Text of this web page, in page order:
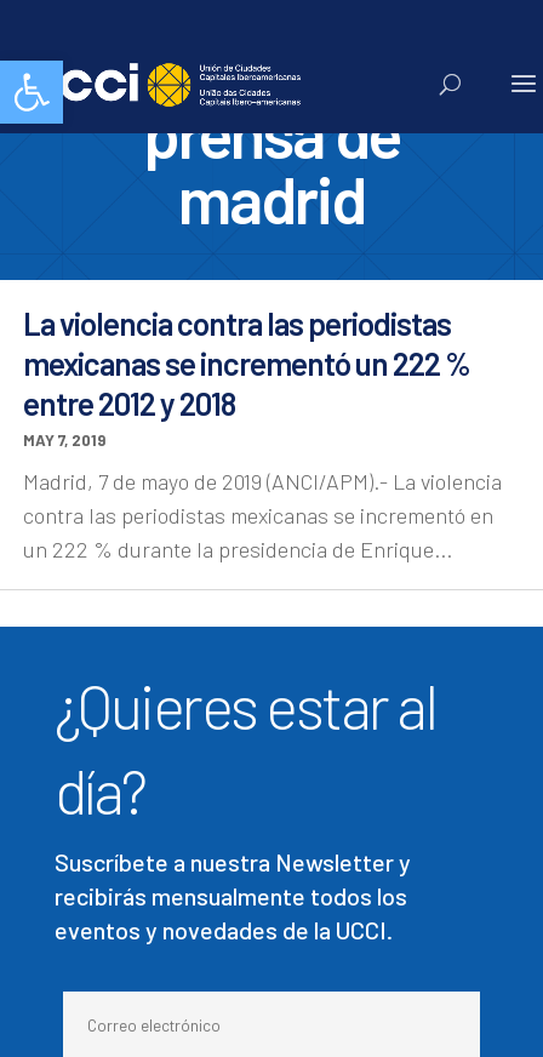
Abrir barra de herramientas
asociacion de la
prensa de
madrid
La violencia contra las periodistas
mexicanas se incrementó un 222 %
entre 2012 y 2018
MAY 7, 2019
Madrid, 7 de mayo de 2019 (ANCI/APM).- La violencia
contra las periodistas mexicanas se incrementó en
un 222 % durante la presidencia de Enrique...
¿Quieres estar al
día?
Suscríbete a nuestra Newsletter y
recibirás mensualmente todos los
eventos y novedades de la UCCI.